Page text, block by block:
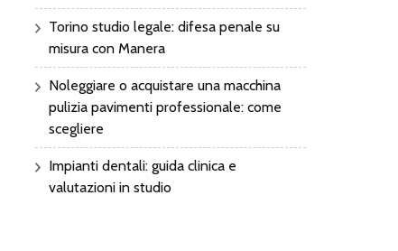
Torino studio legale: difesa penale su
misura con Manera
Noleggiare o acquistare una macchina
pulizia pavimenti professionale: come
scegliere
Impianti dentali: guida clinica e
valutazioni in studio